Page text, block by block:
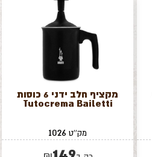
מקציף חלב ידני 6 כוסות
Tutocrema Bailetti
מק''ט 1026